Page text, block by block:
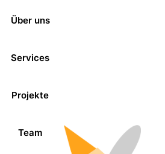
Über uns
Services
Projekte
Team